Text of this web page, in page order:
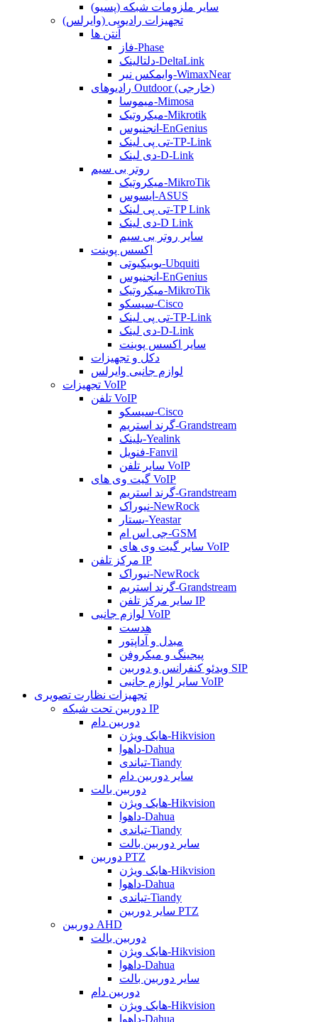
سایر ملزومات شبکه (پسیو)
تجهیزات رادیویی (وایرلس)
آنتن ها
فاز-Phase
دلتالینک-DeltaLink
وایمکس نیر-WimaxNear
رادیوهای Outdoor (خارجی)
میموسا-Mimosa
میکروتیک-Mikrotik
انجنیوس-EnGenius
تی پی لینک-TP-Link
دی لینک-D-Link
روتر بی سیم
میکروتیک-MikroTik
ایسوس-ASUS
تی پی لینک-TP Link
دی لینک-D Link
سایر روتر بی سیم
اکسس پوینت
یوبیکیوتی-Ubquiti
انجنیوس-EnGenius
میکروتیک-MikroTik
سیسکو-Cisco
تی پی لینک-TP-Link
دی لینک-D-Link
سایر اکسس پوینت
دکل و تجهیزات
لوازم جانبی وایرلس
تجهیزات VoIP
تلفن VoIP
سیسکو-Cisco
گرند استریم-Grandstream
یلینک-Yealink
فنویل-Fanvil
سایر تلفن VoIP
گیت وی های VoIP
گرند استریم-Grandstream
نیوراک-NewRock
یستار-Yeastar
جی اس ام-GSM
سایر گیت وی های VoIP
مرکز تلفن IP
نیوراک-NewRock
گرند استریم-Grandstream
سایر مرکز تلفن IP
لوازم جانبی VoIP
هدست
مبدل و آداپتور
پیجینگ و میکروفن
ویدئو کنفرانس و دوربین SIP
سایر لوازم جانبی VoIP
تجهیزات نظارت تصویری
دوربین تحت شبکه IP
دوربین دام
هایک ویژن-Hikvision
داهوا-Dahua
تیاندی-Tiandy
سایر دوربین دام
دوربین بالت
هایک ویژن-Hikvision
داهوا-Dahua
تیاندی-Tiandy
سایر دوربین بالت
دوربین PTZ
هایک ویژن-Hikvision
داهوا-Dahua
تیاندی-Tiandy
سایر دوربین PTZ
دوربین AHD
دوربین بالت
هایک ویژن-Hikvision
داهوا-Dahua
سایر دوربین بالت
دوربین دام
هایک ویژن-Hikvision
داهوا-Dahua